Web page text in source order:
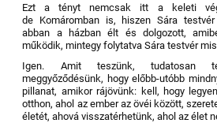
Ezt a tényt nemcsak itt a keleti
de Komáromban is, hiszen Sára
abban a házban élt és dolgozott,
működik, mintegy folytatva Sára testvér
Igen. Amit teszünk, tudatosan
meggyőződésünk, hogy előbb-utóbb
pillanat, amikor rájövünk: kell, hogy
otthon, ahol az ember az övéi között,
életét, ahová visszatérhetünk, ahol az élet